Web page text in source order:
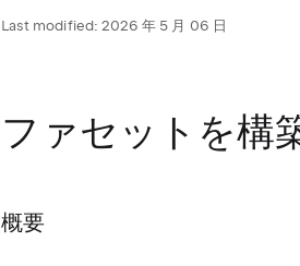
Last modified: 2026 年 5 月 06 日
ファセットを構
概要